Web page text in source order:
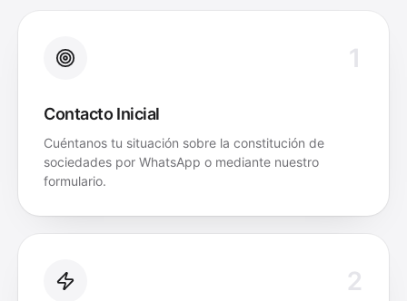
1
Contacto Inicial
Cuéntanos tu situación sobre la constitución de
sociedades por WhatsApp o mediante nuestro
formulario.
2